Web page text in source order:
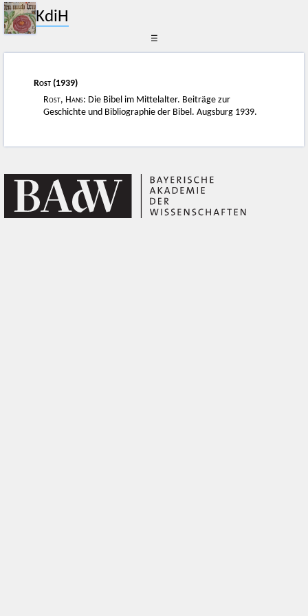
KdiH
☰
Rost (1939)
Rost, Hans: Die Bibel im Mittelalter. Beiträge zur
Geschichte und Bibliographie der Bibel. Augsburg 1939.